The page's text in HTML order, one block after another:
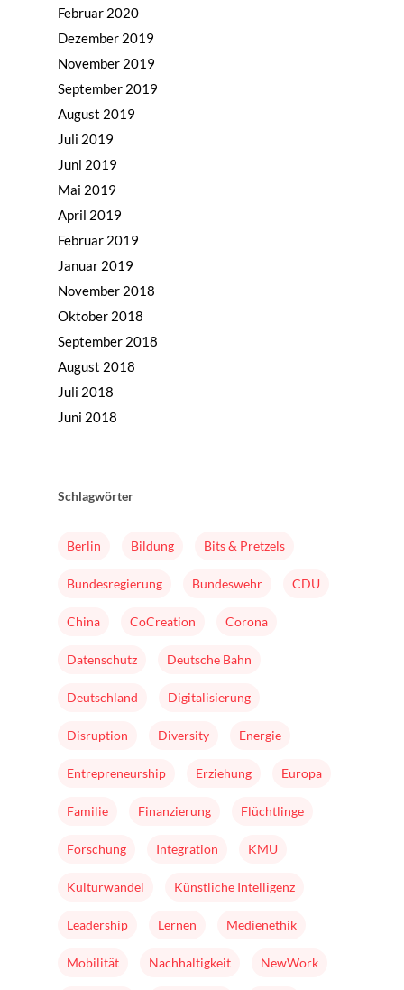
Februar 2020
Dezember 2019
November 2019
September 2019
August 2019
Juli 2019
Juni 2019
Mai 2019
April 2019
Februar 2019
Januar 2019
November 2018
Oktober 2018
September 2018
August 2018
Juli 2018
Juni 2018
Schlagwörter
Berlin Bildung Bits & Pretzels
Bundesregierung Bundeswehr CDU
China CoCreation Corona
Datenschutz Deutsche Bahn
Deutschland Digitalisierung
Disruption Diversity Energie
Entrepreneurship Erziehung Europa
Familie Finanzierung Flüchtlinge
Forschung Integration KMU
Kulturwandel Künstliche Intelligenz
Leadership Lernen Medienethik
Mobilität Nachhaltigkeit NewWork